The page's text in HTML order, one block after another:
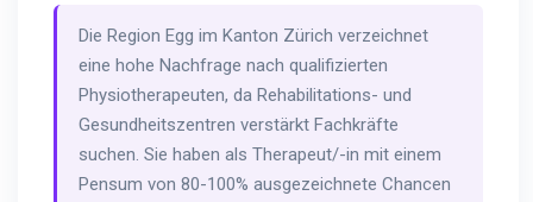
Die Region Egg im Kanton Zürich verzeichnet
eine hohe Nachfrage nach qualifizierten
Physiotherapeuten, da Rehabilitations- und
Gesundheitszentren verstärkt Fachkräfte
suchen. Sie haben als Therapeut/-in mit einem
Pensum von 80-100% ausgezeichnete Chancen